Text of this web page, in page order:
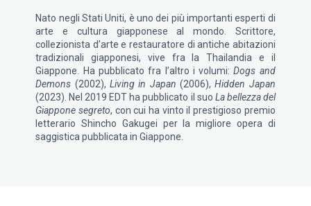
Nato negli Stati Uniti, è uno dei più importanti esperti di
arte e cultura giapponese al mondo. Scrittore,
collezionista d’arte e restauratore di antiche abitazioni
tradizionali giapponesi, vive fra la Thailandia e il
Giappone. Ha pubblicato fra l’altro i volumi:Dogs and
Demons (2002), Living in Japan (2006),Hidden Japan
(2023). Nel 2019 EDT ha pubblicato il suo La bellezza del
Giappone segreto, con cui ha vinto il prestigioso premio
letterario Shincho Gakugei per la migliore opera di
saggistica pubblicata in Giappone.